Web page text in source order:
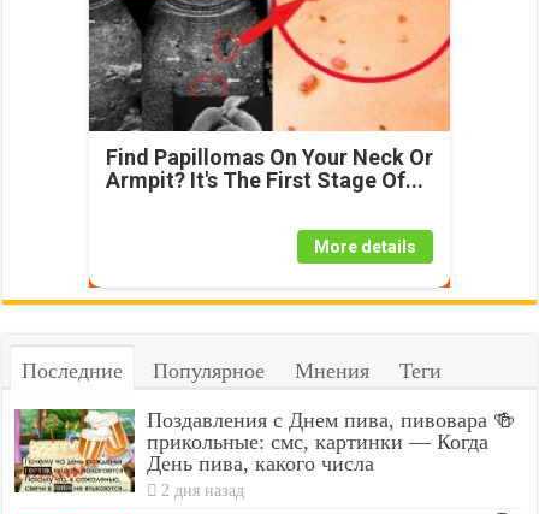
Find Papillomas On Your Neck Or
Armpit? It's The First Stage Of...
More details
Последние Популярное Мнения Теги
Поздавления с Днем пива, пивовара 🍻
прикольные: смс, картинки — Когда
День пива, какого числа
2 дня назад